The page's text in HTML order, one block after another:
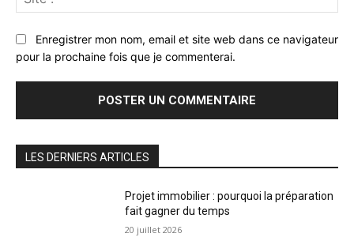
:
Enregistrer mon nom, email et site web dans ce navigateur
pour la prochaine fois que je commenterai.
LES DERNIERS ARTICLES
Projet immobilier : pourquoi la préparation
fait gagner du temps
20 juillet 2026